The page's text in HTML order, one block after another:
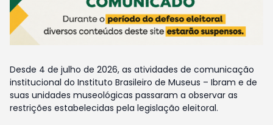
Desde 4 de julho de 2026, as atividades de comunicação
institucional do Instituto Brasileiro de Museus – Ibram e de
suas unidades museológicas passaram a observar as
restrições estabelecidas pela legislação eleitoral.